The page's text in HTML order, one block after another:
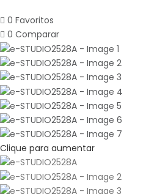
0 Favoritos
0 Comparar
Clique para aumentar